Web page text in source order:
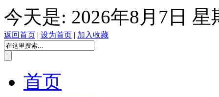
今天是: 2026年8月7日
返回首页 | 设为首页 | 加入收藏
首页